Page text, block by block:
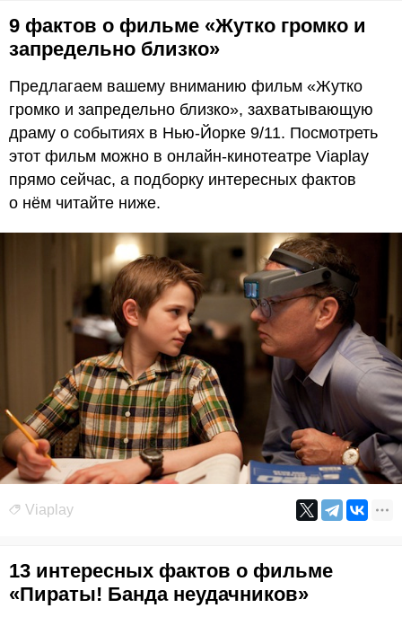
9 фактов о фильме «Жутко громко и
запредельно близко»
Предлагаем вашему вниманию фильм «Жутко
громко и запредельно близко», захватывающую
драму о событиях в Нью-Йорке 9/11. Посмотреть
этот фильм можно в онлайн-кинотеатре Viaplay
прямо сейчас, а подборку интересных фактов
о нём читайте ниже.
Viaplay
13 интересных фактов о фильме
«Пираты! Банда неудачников»